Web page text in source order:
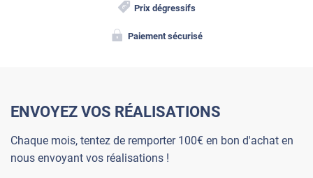
Prix dégressifs
Paiement sécurisé
ENVOYEZ VOS RÉALISATIONS
Chaque mois, tentez de remporter 100€ en bon d'achat en
nous envoyant vos réalisations !